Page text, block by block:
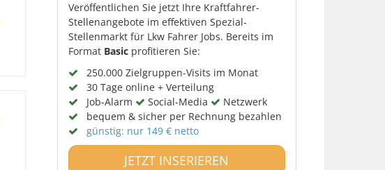
Veröffentlichen Sie jetzt Ihre Kraftfahrer-
Stellenangebote im effektiven Spezial-
Stellenmarkt für Lkw Fahrer Jobs. Bereits im
Format Basicprofitieren Sie:
250.000 Zielgruppen-Visits im Monat
30 Tage online + Verteilung
Job-Alarm
Social-Media
Netzwerk
bequem & sicher per Rechnung bezahlen
günstig: nur 149 € netto
JETZT INSERIEREN